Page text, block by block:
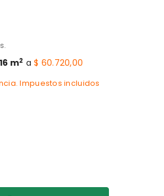
m2 a$ 60.720,00
Impuestos incluidos